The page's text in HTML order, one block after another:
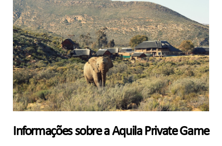
Informações sobre a Aquila Private Game